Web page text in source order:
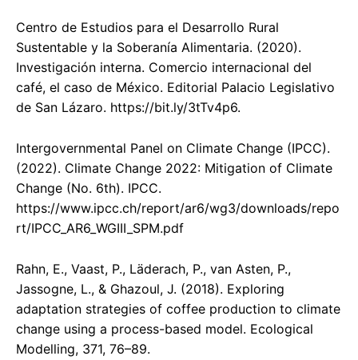
Centro de Estudios para el Desarrollo Rural
Sustentable y la Soberanía Alimentaria. (2020).
Investigación interna. Comercio internacional del
café, el caso de México. Editorial Palacio Legislativo
de San Lázaro. https://bit.ly/3tTv4p6.
Intergovernmental Panel on Climate Change (IPCC).
(2022). Climate Change 2022: Mitigation of Climate
Change (No. 6th). IPCC.
https://www.ipcc.ch/report/ar6/wg3/downloads/repo
rt/IPCC_AR6_WGIII_SPM.pdf
Rahn, E., Vaast, P., Läderach, P., van Asten, P.,
Jassogne, L., & Ghazoul, J. (2018). Exploring
adaptation strategies of coffee production to climate
change using a process-based model. Ecological
Modelling, 371, 76–89.